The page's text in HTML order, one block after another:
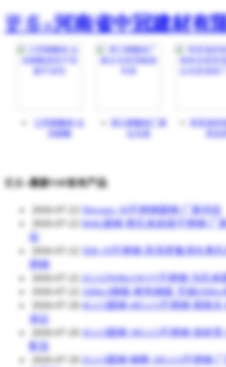
更多»河南省中冠建材有
江苏耐酸砖,众
浙江耐酸砖厂家
有盲道的
更多»最新VIP发布产品
Nitronic 50不锈钢圆钢 厂家供应
904L圆钢 奥氏体超级不锈钢 厂
应
XM-19不锈钢 高强度氮强化奥
锈钢
2Cr12NiMo1W1V不锈钢 马氏体
16Mo3钢板 耐热钢板 无锡
4Cr13圆钢 40Cr13不锈钢 规格全
保证
3Cr13圆钢 30Cr13不锈钢 保材质
配送
2Cr13圆钢 钢棒 20Cr13不锈钢